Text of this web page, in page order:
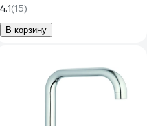
4.1(15)
В корзину